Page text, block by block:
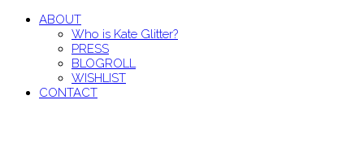
ABOUT
Who is Kate Glitter?
PRESS
BLOGROLL
WISHLIST
CONTACT